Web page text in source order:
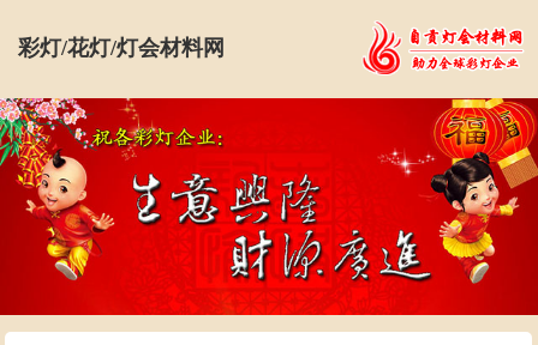
彩灯/花灯/灯会材料网